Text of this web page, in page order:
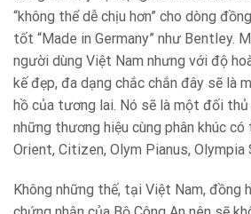
“không thể dễ chịu hơn” cho dòng
tốt “Made in Germany” như Bentley.
người dùng Việt Nam nhưng với độ
kế đẹp, đa dạng chắc chắn đây sẽ là
hồ của tương lai. Nó sẽ là một đối thủ
những thương hiệu cùng phân khúc có
Orient, Citizen, Olym Pianus, Olympia
Không những thế, tại Việt Nam, đồng